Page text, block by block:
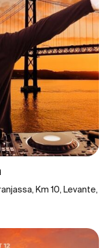
Km 10, Levante,